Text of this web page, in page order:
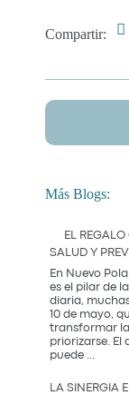
Compartir:
Más Blogs:
EL
SALUD Y
En Nuevo
es el pilar de
diaria,
10 de mayo,
transformar
priorizarse. El
puede ...
que
LA SINERGIA